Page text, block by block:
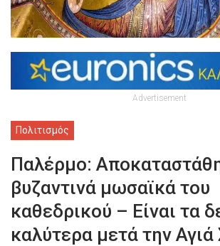
Advertisement
Πολιτισμός
Παλέρμο:
βυζαντινά μωσαϊκά του
καθεδρικού – Είναι τα
καλύτερα μετά την